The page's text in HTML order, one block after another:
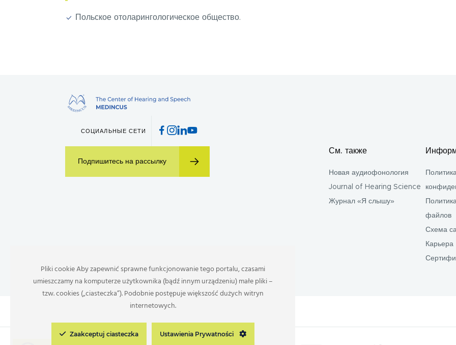
Польское отоларингологическое общество.
СОЦИАЛЬНЫЕ СЕТИ
Подпишитесь на рассылку
См. также
Новая аудиофонология
Journal of Hearing Science
Журнал «Я слышу»
файлов
Схема
Карьера
Pliki cookie Aby zapewnić sprawne funkcjonowanie tego portalu, czasami
umieszczamy na komputerze użytkownika (bądź innym urządzeniu) małe pliki –
tzw. cookies („ciasteczka”). Podobnie postępuje większość dużych witryn
internetowych.
Zaakceptuj ciasteczka Ustawienia Prywatności